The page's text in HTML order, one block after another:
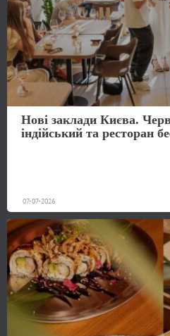
Нові заклади Києва.
індійський та ресторан
07-07-2026